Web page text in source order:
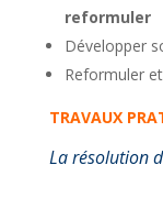
reformuler
Développer
Reformuler
TRAVAUX
La résolution